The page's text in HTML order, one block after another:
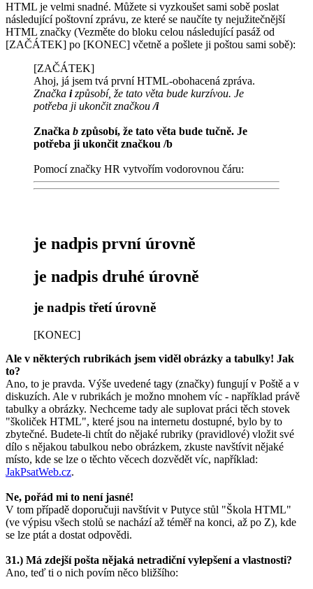
HTML je velmi snadné. Můžete si vyzkoušet sami sobě poslat
následující poštovní zprávu, ze které se naučíte ty nejužitečnější
HTML značky (Vezměte do bloku celou následující pasáž od
[ZAČÁTEK] po [KONEC] včetně a pošlete ji poštou sami sobě):
[ZAČÁTEK]
Ahoj, já jsem tvá první HTML-obohacená zpráva.
Značka izpůsobí, že tato věta bude kurzívou. Je
potřeba ji ukončit značkou/i
Značka b způsobí, že tato věta bude tučně. Je
potřeba ji ukončit značkou /b
Pomocí značky HR vytvořím vodorovnou čáru:
je nadpis první úrovně
je nadpis druhé úrovně
je nadpis třetí úrovně
[KONEC]
Ale v některých rubrikách jsem viděl obrázky a tabulky! Jak
to?
Ano, to je pravda. Výše uvedené tagy (značky) fungují v Poště a v
diskuzích. Ale v rubrikách je možno mnohem víc - například právě
tabulky a obrázky. Nechceme tady ale suplovat práci těch stovek
"školiček HTML", které jsou na internetu dostupné, bylo by to
zbytečné. Budete-li chtít do nějaké rubriky (pravidlové) vložit své
dílo s nějakou tabulkou nebo obrázkem, zkuste navštívit nějaké
místo, kde se lze o těchto věcech dozvědět víc, například:
JakPsatWeb.cz.
Ne, pořád mi to není jasné!
V tom případě doporučuji navštívit v Putyce stůl "Škola HTML"
(ve výpisu všech stolů se nachází až téměř na konci, až po Z), kde
se lze ptát a dostat odpovědi.
31.) Má zdejší pošta nějaká netradiční vylepšení a vlastnosti?
Ano, teď ti o nich povím něco bližšího: